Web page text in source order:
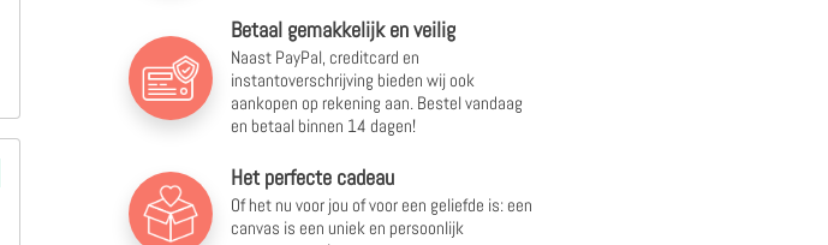
Betaal gemakkelijk en veilig
Naast PayPal, creditcard en
instantoverschrijving bieden wij ook
aankopen op rekening aan. Bestel vandaag
en betaal binnen 14 dagen!
Het perfecte cadeau
Of het nu voor jou of voor een geliefde is: een
canvas is een uniek en persoonlijk